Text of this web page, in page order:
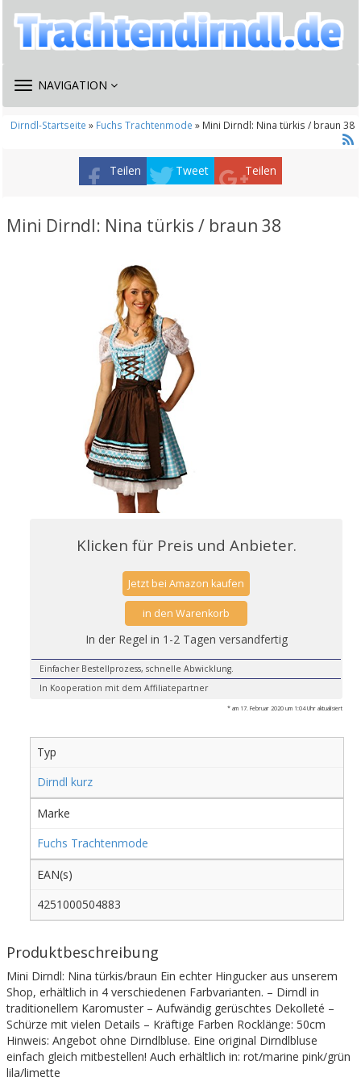
TOGGLE
NAVIGATION
Dirndl-Startseite » Fuchs Trachtenmode » Mini Dirndl: Nina türkis / braun 38
Teilen Tweet Teilen
Mini Dirndl: Nina türkis / braun 38
Klicken für Preis und Anbieter.
Jetzt bei Amazon kaufen
in den Warenkorb
In der Regel in 1-2 Tagen versandfertig
Einfacher Bestellprozess, schnelle Abwicklung.
In Kooperation mit dem Affiliatepartner
* am 17. Februar 2020 um 1:04 Uhr aktualisiert
Typ
Dirndl kurz
Marke
Fuchs Trachtenmode
EAN(s)
4251000504883
Produktbeschreibung
Mini Dirndl: Nina türkis/braun Ein echter Hingucker aus unserem
Shop, erhältlich in 4 verschiedenen Farbvarianten. – Dirndl in
traditionellem Karomuster – Aufwändig gerüschtes Dekolleté –
Schürze mit vielen Details – Kräftige Farben Rocklänge: 50cm
Hinweis: Angebot ohne Dirndlbluse. Eine original Dirndlbluse
einfach gleich mitbestellen! Auch erhältlich in: rot/marine pink/grün
lila/limette